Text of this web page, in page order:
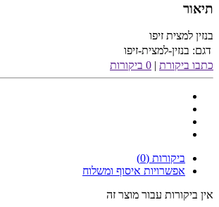
תיאור
בנזין למצית זיפו
דגם: בנזין-למצית-זיפו
כתבו ביקורת | 0 ביקורות
ביקורות (0)
אפשרויות איסוף ומשלוח
אין ביקורות עבור מוצר זה